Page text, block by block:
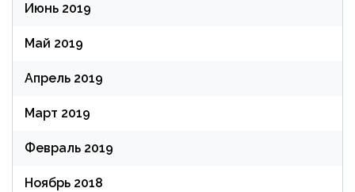
Июнь 2019
Май 2019
Апрель 2019
Март 2019
Февраль 2019
Ноябрь 2018